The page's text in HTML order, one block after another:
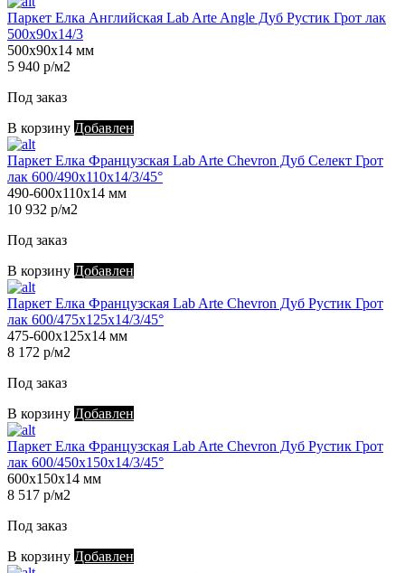
Паркет Елка Английская Lab Arte Angle Дуб Рустик Грот лак
500х90х14/3
500х90х14 мм
5 940 р/м2
Под заказ
В корзину Добавлен
Паркет Елка Французская Lab Arte Chevron Дуб Селект Грот
лак 600/490х110х14/3/45°
490-600х110х14 мм
10 932 р/м2
Под заказ
В корзину Добавлен
Паркет Елка Французская Lab Arte Chevron Дуб Рустик Грот
лак 600/475х125х14/3/45°
475-600х125х14 мм
8 172 р/м2
Под заказ
В корзину Добавлен
Паркет Елка Французская Lab Arte Chevron Дуб Рустик Грот
лак 600/450х150х14/3/45°
600х150х14 мм
8 517 р/м2
Под заказ
В корзину Добавлен